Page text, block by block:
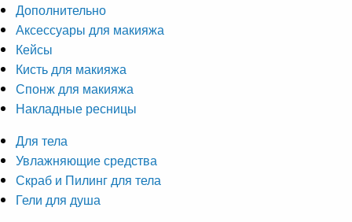
Дополнительно
Аксессуары для макияжа
Кейсы
Кисть для макияжа
Спонж для макияжа
Накладные ресницы
Для тела
Увлажняющие средства
Скраб и Пилинг для тела
Гели для душа